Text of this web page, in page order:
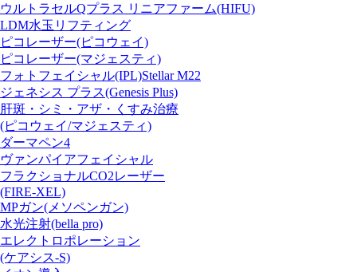
ウルトラセルQプラス リニアファーム(HIFU)
LDM水玉リフティング
ピコレーザー(ピコウェイ)
ピコレーザー(マジェスティ)
フォトフェイシャル(IPL)Stellar M22
ジェネシス プラス(Genesis Plus)
肝斑・シミ・アザ・くすみ治療
(ピコウェイ/マジェスティ)
ダーマペン4
ヴァンパイアフェイシャル
フラクショナルCO2レーザー
(FIRE-XEL)
MPガン(メソペンガン)
水光注射(bella pro)
エレクトロポレーション
(ケアシス-S)